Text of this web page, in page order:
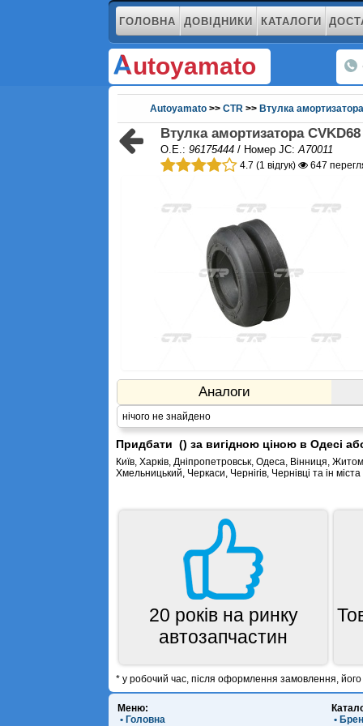
ГОЛОВНА ДОВІДНИКИ КАТАЛОГИ
utoyamato
Autoyamato >>CTR >> Втулка амортизатора
Втулка амортизатора
O.E.:96175444 / Номер JC:A70011
4.7 (1 відгук) 647
Аналоги
нічого не знайдено
Придбати () за вигідною ціною в Одесі
Київ, Харків, Дніпропетровськ, Одеса, Вінниця,
Хмельницький, Черкаси, Чернігів, Чернівці та ін міста
20 років на ринку
автозапчастин
* у робочий час, після оформлення замовлення,
Меню:
• Головна
•